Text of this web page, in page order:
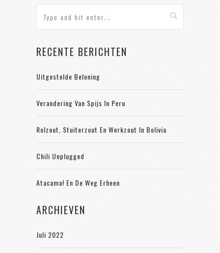
RECENTE BERICHTEN
Uitgestelde Beloning
Verandering Van Spijs In Peru
Rolzout, Stuiterzout En Werkzout In Bolivia
Chili Unplugged
Atacama! En De Weg Erheen
ARCHIEVEN
Juli 2022